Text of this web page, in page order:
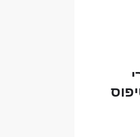
הרי
היה נשוי 48 שנה, טיפוס